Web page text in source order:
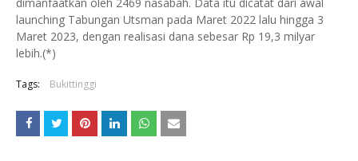
launching Tabungan Utsman pada Maret 2022 lalu hingga 3
Maret 2023, dengan realisasi dana sebesar Rp 19,3 milyar
lebih.(*)
Tags: Bukittinggi